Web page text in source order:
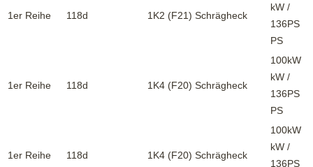
1er Reihe 118d 1K2 (F21) Schrägheck
kW /
136PS
PS
1er Reihe 118d 1K4 (F20) Schrägheck
100kW
kW /
136PS
PS
1er Reihe 118d 1K4 (F20) Schrägheck
100kW
kW /
136PS